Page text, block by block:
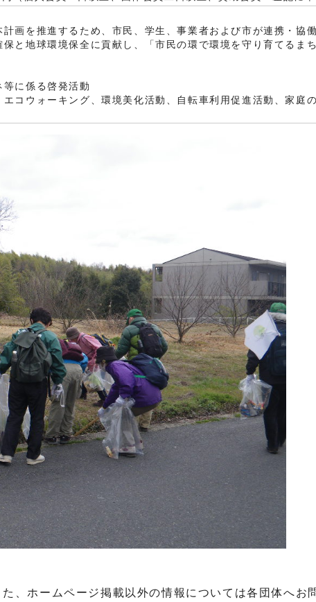
計画を推進するため、市民、学生、事業者および市が連携・協
保と地球環境保全に貢献し、「市民の環で環境を守り育てるま
に係る啓発活動
エコウォーキング、環境美化活動、自転車利用促進活動、家
、ホームページ掲載以外の情報については各団体へお